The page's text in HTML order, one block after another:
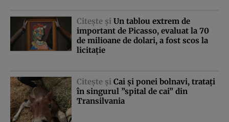
Citeşte şi Un tablou extrem de
important de Picasso, evaluat la 70
de milioane de dolari, a fost scos la
licitaţie
Citeşte şi Cai şi ponei bolnavi, trataţi
în singurul ”spital de cai” din
Transilvania